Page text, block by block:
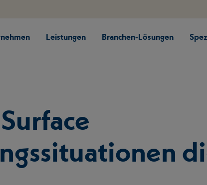
Leistungen Branchen-Lösungen